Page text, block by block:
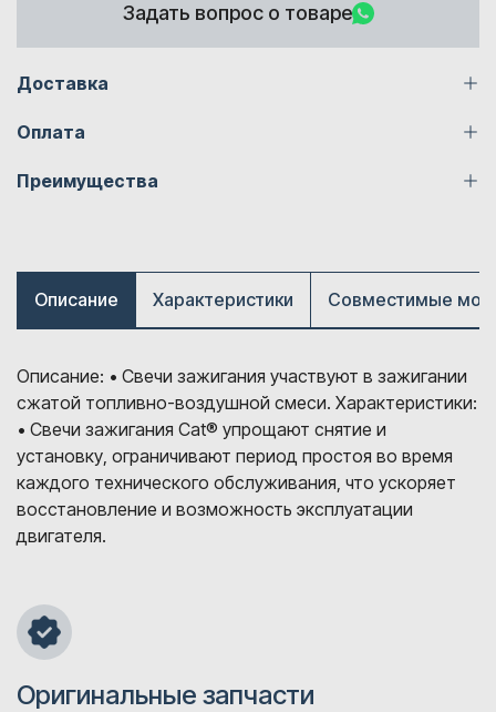
Задать вопрос о товаре
Доставка
Оплата
Преимущества
Описание Характеристики Совместимые
Описание: • Свечи зажигания участвуют в зажигании
сжатой топливно-воздушной смеси. Характеристики:
• Свечи зажигания Cat® упрощают снятие и
установку, ограничивают период простоя во время
каждого технического обслуживания, что ускоряет
восстановление и возможность эксплуатации
двигателя.
Оригинальные запчасти